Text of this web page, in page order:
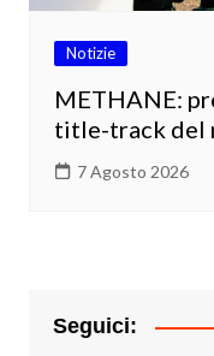
Notizie
METHANE:
title-track del
7 Agosto 2026
Seguici: